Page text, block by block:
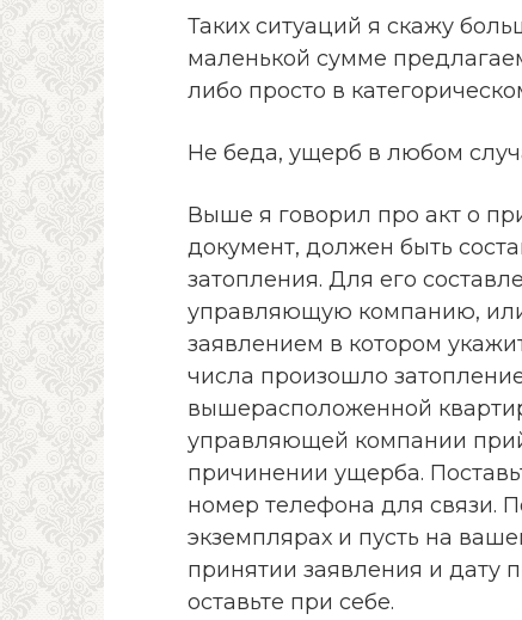
Таких ситуаций я скажу
маленькой сумме
либо просто в
Не беда, ущерб в любом
Выше я говорил про акт о
документ, должен быть
затопления. Для его
управляющую компанию,
заявлением в котором
числа произошло
вышерасположенной
управляющей компании
причинении ущерба.
номер телефона для связи.
экземплярах и пусть на
принятии заявления и дату
оставьте при себе.